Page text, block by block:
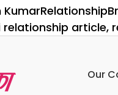
KumarCategories
Relationship
article,
Our